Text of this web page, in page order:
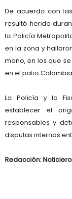
De acuerdo con
resultó herido
la Policía
en la zona y
mano, en los que
en el patio Colombia
La Policía y la
establecer el
responsables y
disputas internas
Redacción: